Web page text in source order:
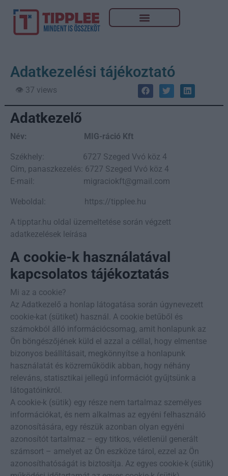
Adatkezelési tájékoztató
👁️ 37 views
Adatkezelő
Név: MIG-ráció Kft
Székhely: 6727 Szeged Vvó köz 4
Cím, panaszkezelés: 6727 Szeged Vvó köz 4
E-mail: migraciokft@gmail.com
Weboldal: https://tipplee.hu
A tipptar.hu oldal üzemeltetése során végzett
adatkezelések leírása
A cookie-k használatával
kapcsolatos tájékoztatás
Mi az a cookie?
Az Adatkezelő a honlap látogatása során úgynevezett
cookie-kat (sütiket) használ. A cookie betűből és
számokból álló információcsomag, amit honlapunk az
Ön böngészőjének küld el azzal a céllal, hogy elmentse
bizonyos beállításait, megkönnyítse a honlapunk
használatát és közreműködik abban, hogy néhány
releváns, statisztikai jellegű információt gyűjtsünk a
látogatóinkról.
A cookie-k (sütik) egy része nem tartalmaz személyes
információkat, és nem alkalmas az egyéni felhasználó
azonosítására, egy részük azonban olyan egyéni
azonosítót tartalmaz – egy titkos, véletlenül generált
számsort – amelyet az Ön eszköze tárol, ezzel az Ön
azonosíthatóságát is biztosítja. Az egyes cookie-k (sütik)